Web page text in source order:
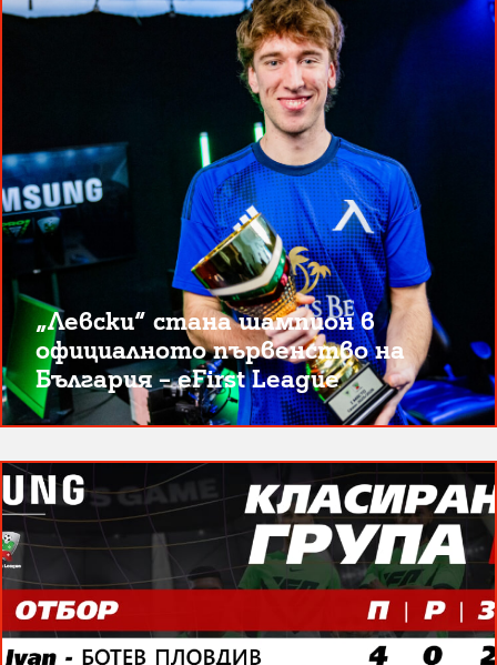
„Левски“ стана шампион в
официалното първенство на
България – eFirst League